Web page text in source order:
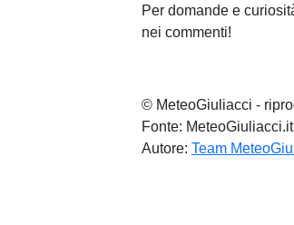
Per domande e
nei commenti!
© MeteoGiuliacci -
Fonte: MeteoGiuliacci.it
Autore: Team